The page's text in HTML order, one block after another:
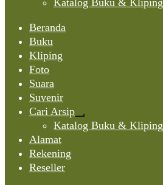
Katalog Buku & Kliping
Beranda
Buku
Kliping
Foto
Suara
Suvenir
Cari Arsip
Expand
child
Katalog Buku & Kliping
Alamat
Rekening
Reseller